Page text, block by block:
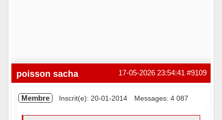
#9109
17-05-2026 23:54:41
poisson sacha
Membre Inscrit(e): 20-01-2014 Messages: 4 087